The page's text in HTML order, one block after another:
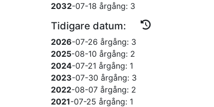
2032-07-18 årgång: 3
Tidigare datum:
2026-07-26 årgång: 3
2025-08-10 årgång: 2
2024-07-21 årgång: 1
2023-07-30 årgång: 3
2022-08-07 årgång: 2
2021-07-25 årgång: 1